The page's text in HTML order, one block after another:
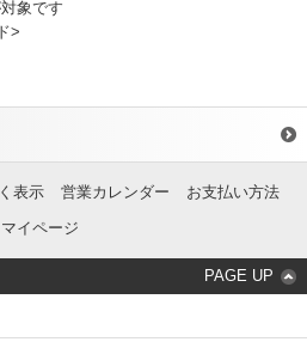
象です
>
表示 営業カレンダー
お支払い方法
マイページ
PAGE UP